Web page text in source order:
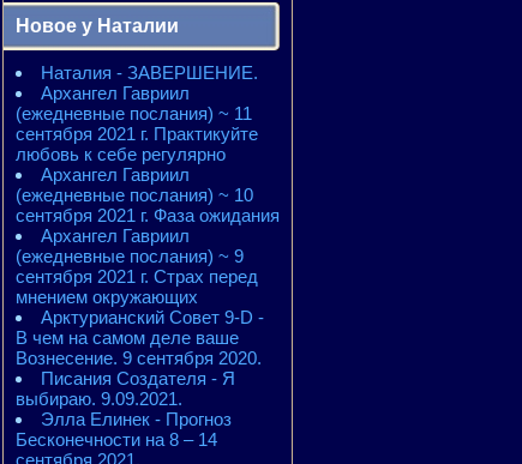
2010 - энергии месяцев
2010 - ЭНЕРГИИ года
2011 - энергии месяцев
2011 - ЭНЕРГИИ года
2012 - энергии месяцев
2012 - ЭНЕРГИИ года
2013 - энергии месяцев
2013 - ЭНЕРГИИ года
2014 - энергии месяцев
2014 - ЭНЕРГИИ года
2015 - энергии месяцев
2015 - ЭНЕРГИИ года
Новое у Наталии
Наталия - ЗАВЕРШЕНИЕ.
Архангел Гавриил
(ежедневные послания) ~ 11
сентября 2021 г. Практикуйте
любовь к себе регулярно
Архангел Гавриил
(ежедневные послания) ~ 10
сентября 2021 г. Фаза ожидания
Архангел Гавриил
(ежедневные послания) ~ 9
сентября 2021 г. Страх перед
мнением окружающих
Арктурианский Совет 9-D -
В чем на самом деле ваше
Вознесение. 9 сентября 2020.
Писания Создателя - Я
выбираю. 9.09.2021.
Элла Елинек - Прогноз
Бесконечности на 8 – 14
сентября 2021.